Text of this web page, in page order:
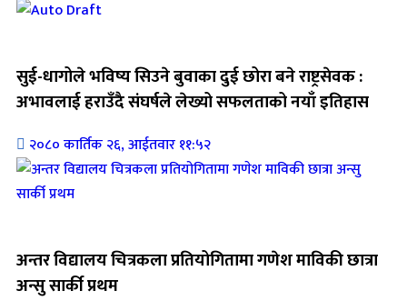
सुई-धागोले भविष्य सिउने बुवाका दुई छोरा बने राष्ट्रसेवक :
अभावलाई हराउँदै संघर्षले लेख्यो सफलताको नयाँ इतिहास
२०८० कार्तिक २६, आईतवार ११:५२
अन्तर विद्यालय चित्रकला प्रतियोगितामा गणेश माविकी छात्रा
अन्सु सार्की प्रथम